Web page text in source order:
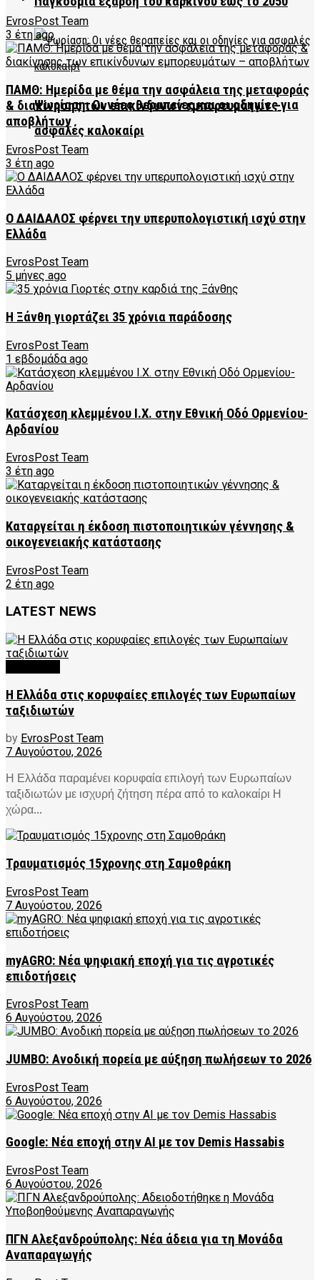
Ψωρίαση: Οι νέες θεραπείες και οι οδηγίες για
ασφαλές καλοκαίρι
EvrosPost Team
3 έτη ago
ΠΑΜΘ: Ημερίδα με θέμα την ασφάλεια της μεταφοράς
& διακίνησης των επικίνδυνων εμπορευμάτων –
αποβλήτων
EvrosPost Team
3 έτη ago
Ο ΔΑΙΔΑΛΟΣ φέρνει την υπερυπολογιστική ισχύ στην
Ελλάδα
EvrosPost Team
5 μήνες ago
Η Ξάνθη γιορτάζει 35 χρόνια παράδοσης
EvrosPost Team
1 εβδομάδα ago
Κατάσχεση κλεμμένου Ι.Χ. στην Εθνική Οδό Ορμενίου-
Αρδανίου
EvrosPost Team
3 έτη ago
Καταργείται η έκδοση πιστοποιητικών γέννησης &
οικογενειακής κατάστασης
EvrosPost Team
2 έτη ago
LATEST NEWS
Η Ελλάδα στις κορυφαίες επιλογές των Ευρωπαίων
ταξιδιωτών
by EvrosPost Team
7 Αυγούστου, 2026
Η Ελλάδα παραμένει κορυφαία επιλογή των Ευρωπαίων
ταξιδιωτών με ισχυρή ζήτηση πέρα από το καλοκαίρι Η
χώρα...
Τραυματισμός 15χρονης στη Σαμοθράκη
EvrosPost Team
7 Αυγούστου, 2026
myAGRO: Νέα ψηφιακή εποχή για τις αγροτικές
επιδοτήσεις
EvrosPost Team
6 Αυγούστου, 2026
JUMBO: Ανοδική πορεία με αύξηση πωλήσεων το 2026
EvrosPost Team
6 Αυγούστου, 2026
Google: Νέα εποχή στην AI με τον Demis Hassabis
EvrosPost Team
6 Αυγούστου, 2026
ΠΓΝ Αλεξανδρούπολης: Νέα άδεια για τη Μονάδα
Αναπαραγωγής